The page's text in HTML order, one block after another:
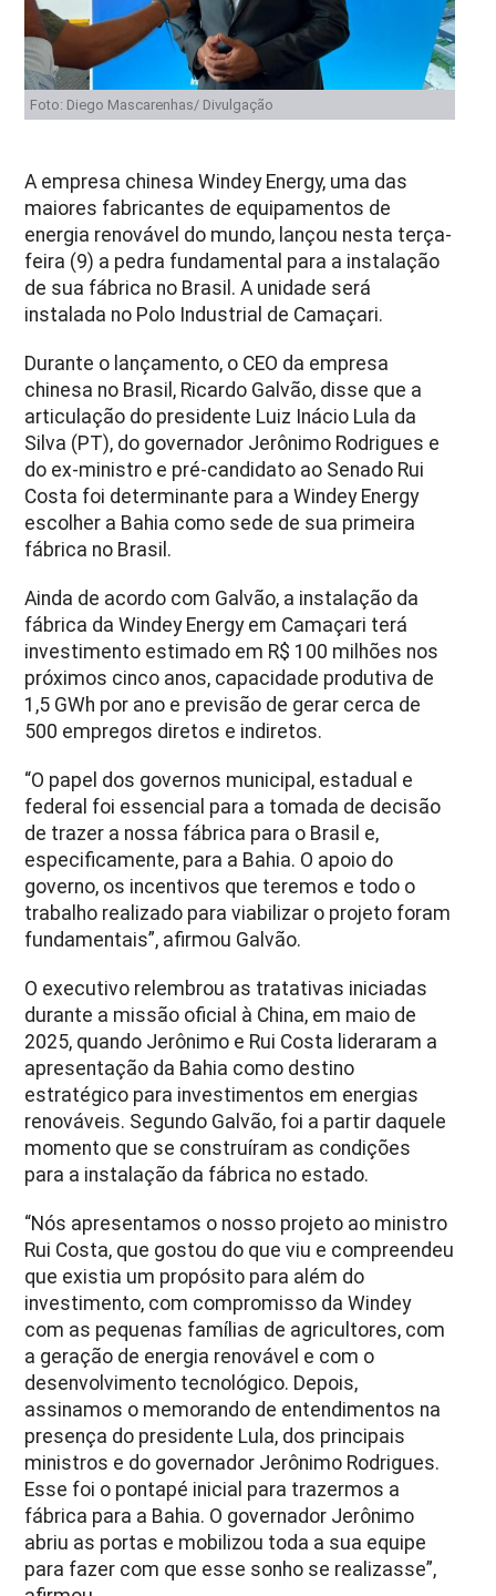
Foto: Diego Mascarenhas/ Divulgação
A empresa chinesa Windey Energy, uma das
maiores fabricantes de equipamentos de
energia renovável do mundo, lançou nesta terça-
feira (9) a pedra fundamental para a instalação
de sua fábrica no Brasil. A unidade será
instalada no Polo Industrial de Camaçari.
Durante o lançamento, o CEO da empresa
chinesa no Brasil, Ricardo Galvão, disse que a
articulação do presidente Luiz Inácio Lula da
Silva (PT), do governador Jerônimo Rodrigues e
do ex-ministro e pré-candidato ao Senado Rui
Costa foi determinante para a Windey Energy
escolher a Bahia como sede de sua primeira
fábrica no Brasil.
Ainda de acordo com Galvão, a instalação da
fábrica da Windey Energy em Camaçari terá
investimento estimado em R$ 100 milhões nos
próximos cinco anos, capacidade produtiva de
1,5 GWh por ano e previsão de gerar cerca de
500 empregos diretos e indiretos.
“O papel dos governos municipal, estadual e
federal foi essencial para a tomada de decisão
de trazer a nossa fábrica para o Brasil e,
especificamente, para a Bahia. O apoio do
governo, os incentivos que teremos e todo o
trabalho realizado para viabilizar o projeto foram
fundamentais”, afirmou Galvão.
O executivo relembrou as tratativas iniciadas
durante a missão oficial à China, em maio de
2025, quando Jerônimo e Rui Costa lideraram a
apresentação da Bahia como destino
estratégico para investimentos em energias
renováveis. Segundo Galvão, foi a partir daquele
momento que se construíram as condições
para a instalação da fábrica no estado.
“Nós apresentamos o nosso projeto ao ministro
Rui Costa, que gostou do que viu e compreendeu
que existia um propósito para além do
investimento, com compromisso da Windey
com as pequenas famílias de agricultores, com
a geração de energia renovável e com o
desenvolvimento tecnológico. Depois,
assinamos o memorando de entendimentos na
presença do presidente Lula, dos principais
ministros e do governador Jerônimo Rodrigues.
Esse foi o pontapé inicial para trazermos a
fábrica para a Bahia. O governador Jerônimo
abriu as portas e mobilizou toda a sua equipe
para fazer com que esse sonho se realizasse”,